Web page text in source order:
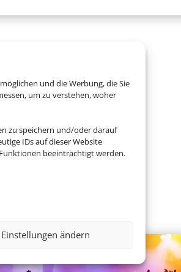
und die Werbung, die Sie
um zu verstehen, woher
zu speichern und/oder darauf
IDs auf dieser Website
beeinträchtigt werden.
Einstellungen ändern